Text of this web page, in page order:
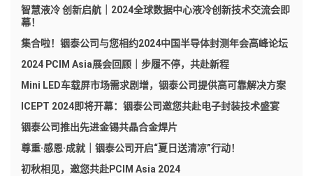
智慧液冷 创新启航｜2024全球数据中心液冷创新技术交流会即
幕！
集合啦！铟泰公司与您相约2024中国半导体封测年会高峰论坛
2024 PCIM Asia展会回顾｜步履不停，共赴新程
Mini LED车载屏市场需求剧增，铟泰公司提供高可靠解决方案
ICEPT 2024即将开幕：铟泰公司邀您共赴电子封装技术盛宴
铟泰公司推出先进金锡共晶合金焊片
尊重·感恩·成就｜铟泰公司开启“夏日送清凉”行动！
初秋相见，邀您共赴PCIM Asia 2024